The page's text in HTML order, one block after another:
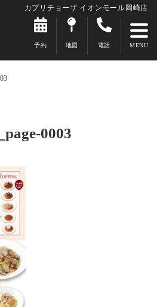
カプリチョーザ イオンモール岡崎店
予約 地図 電話
0003